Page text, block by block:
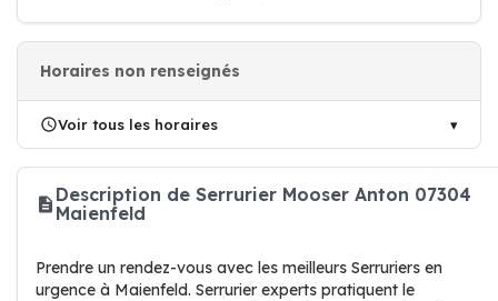
Horaires non renseignés
Voir tous les horaires
Description de Serrurier Mooser Anton 07304
Maienfeld
Prendre un rendez-vous avec les meilleurs Serruriers en
urgence à Maienfeld. Serrurier experts pratiquent le